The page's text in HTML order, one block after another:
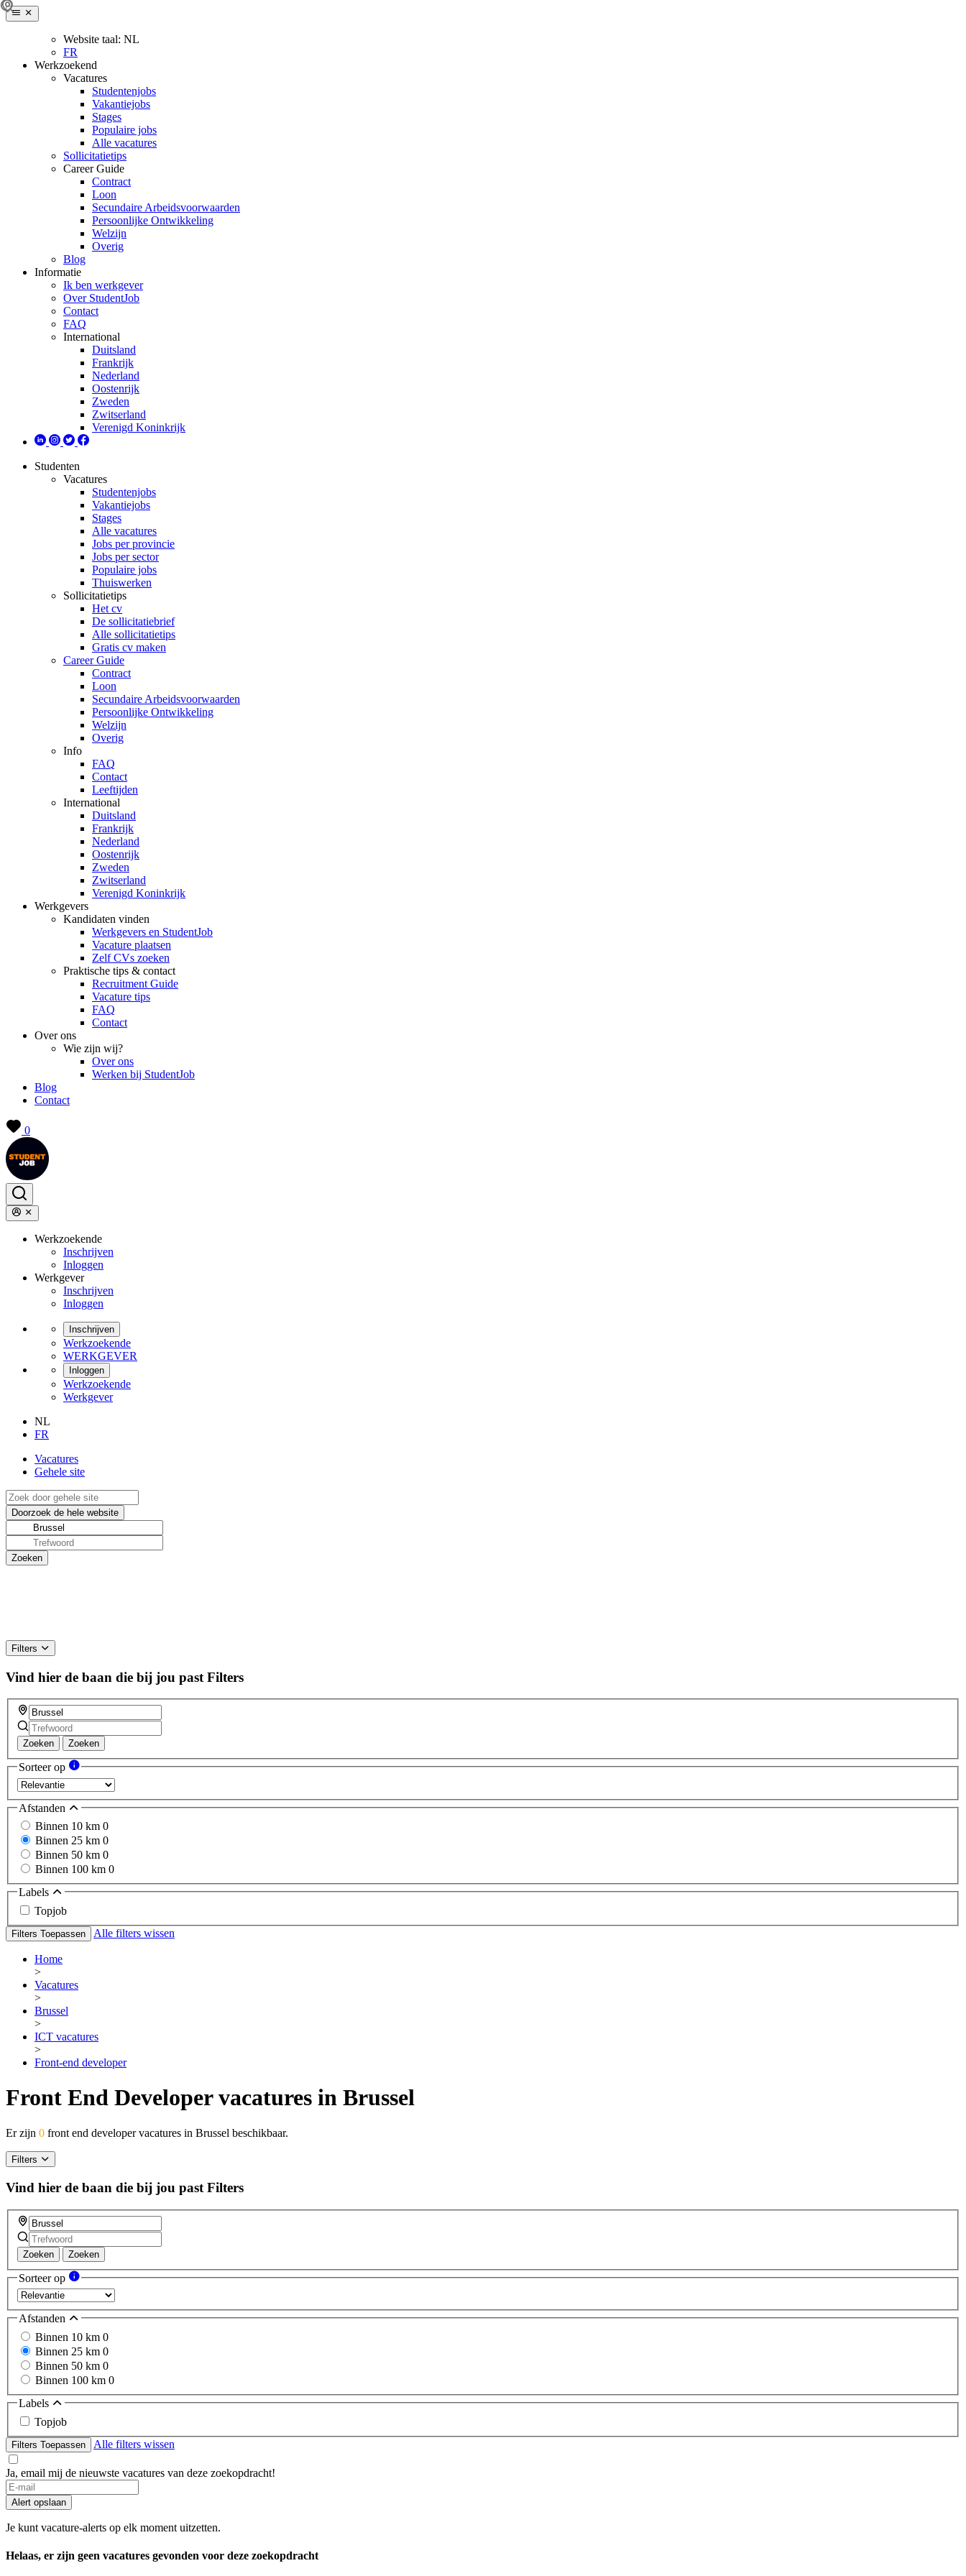
Website taal: NL
FR
Werkzoekend
Vacatures
Studentenjobs
Vakantiejobs
Stages
Populaire jobs
Alle vacatures
Sollicitatietips
Career Guide
Contract
Loon
Secundaire Arbeidsvoorwaarden
Persoonlijke Ontwikkeling
Welzijn
Overig
Blog
Informatie
Ik ben werkgever
Over StudentJob
Contact
FAQ
International
Duitsland
Frankrijk
Nederland
Oostenrijk
Zweden
Zwitserland
Verenigd Koninkrijk
Studenten
Vacatures
Studentenjobs
Vakantiejobs
Stages
Alle vacatures
Jobs per provincie
Jobs per sector
Populaire jobs
Thuiswerken
Sollicitatietips
Het cv
De sollicitatiebrief
Alle sollicitatietips
Gratis cv maken
Career Guide
Contract
Loon
Secundaire Arbeidsvoorwaarden
Persoonlijke Ontwikkeling
Welzijn
Overig
Info
FAQ
Contact
Leeftijden
International
Duitsland
Frankrijk
Nederland
Oostenrijk
Zweden
Zwitserland
Verenigd Koninkrijk
Werkgevers
Kandidaten vinden
Werkgevers en StudentJob
Vacature plaatsen
Zelf CVs zoeken
Praktische tips & contact
Recruitment Guide
Vacature tips
FAQ
Contact
Over ons
Wie zijn wij?
Over ons
Werken bij StudentJob
Blog
Contact
0
Werkzoekende
Inschrijven
Inloggen
Werkgever
Inschrijven
Inloggen
Inschrijven
Werkzoekende
WERKGEVER
Inloggen
Werkzoekende
Werkgever
NL
FR
Vacatures
Gehele site
Filters
Vind hier de baan die bij jou past Filters
Zoeken Zoeken
Sorteer op
Afstanden
Binnen 10 km 0
Binnen 25 km 0
Binnen 50 km 0
Binnen 100 km 0
Labels
Topjob
Filters Toepassen Alle filters wissen
Home
>
Vacatures
>
Brussel
>
ICT vacatures
>
Front-end developer
Front End Developer vacatures in Brussel
Er zijn 0 front end developer vacatures in Brussel beschikbaar.
Filters
Vind hier de baan die bij jou past Filters
Zoeken Zoeken
Sorteer op
Afstanden
Binnen 10 km 0
Binnen 25 km 0
Binnen 50 km 0
Binnen 100 km 0
Labels
Topjob
Filters Toepassen Alle filters wissen
Ja, email mij de nieuwste vacatures van deze zoekopdracht!
Alert opslaan
Je kunt vacature-alerts op elk moment uitzetten.
Helaas, er zijn geen vacatures gevonden voor deze zoekopdracht